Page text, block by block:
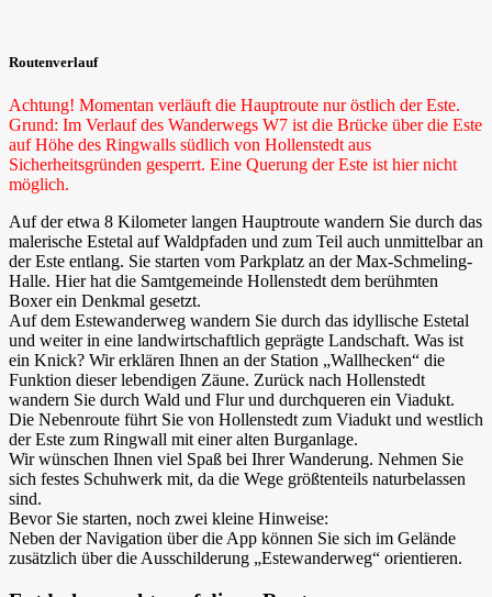
Routenverlauf
Achtung! Momentan verläuft die Hauptroute nur östlich der Este.
Grund: Im Verlauf des Wanderwegs W7 ist die Brücke über die Este
auf Höhe des Ringwalls südlich von Hollenstedt aus
Sicherheitsgründen gesperrt. Eine Querung der Este ist hier nicht
möglich.
Auf der etwa 8 Kilometer langen Hauptroute wandern Sie durch das
malerische Estetal auf Waldpfaden und zum Teil auch unmittelbar an
der Este entlang. Sie starten vom Parkplatz an der Max-Schmeling-
Halle. Hier hat die Samtgemeinde Hollenstedt dem berühmten
Boxer ein Denkmal gesetzt.
Auf dem Estewanderweg wandern Sie durch das idyllische Estetal
und weiter in eine landwirtschaftlich geprägte Landschaft. Was ist
ein Knick? Wir erklären Ihnen an der Station „Wallhecken“ die
Funktion dieser lebendigen Zäune. Zurück nach Hollenstedt
wandern Sie durch Wald und Flur und durchqueren ein Viadukt.
Die Nebenroute führt Sie von Hollenstedt zum Viadukt und westlich
der Este zum Ringwall mit einer alten Burganlage.
Wir wünschen Ihnen viel Spaß bei Ihrer Wanderung. Nehmen Sie
sich festes Schuhwerk mit, da die Wege größtenteils naturbelassen
sind.
Bevor Sie starten, noch zwei kleine Hinweise:
Neben der Navigation über die App können Sie sich im Gelände
zusätzlich über die Ausschilderung „Estewanderweg“ orientieren.